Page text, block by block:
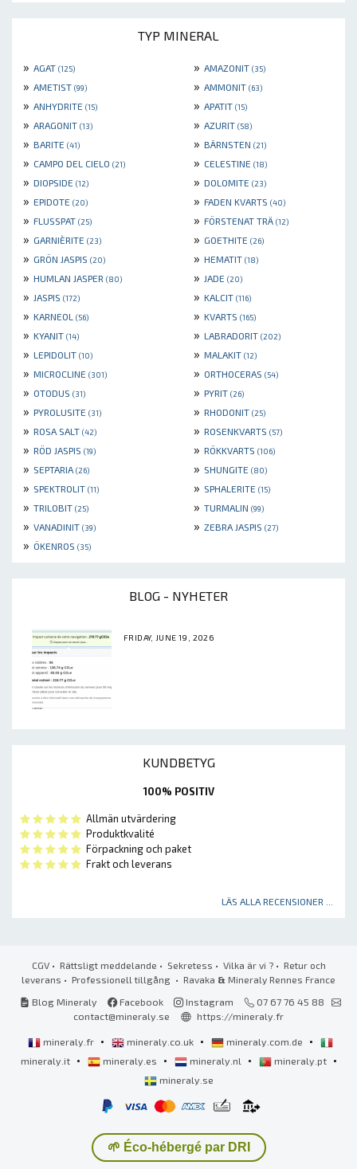
TYP MINERAL
» AGAT (125) » AMAZONIT (35)
» AMETIST (99) » AMMONIT (63)
» ANHYDRITE (15) » APATIT (15)
» ARAGONIT (13) » AZURIT (58)
» BARITE (41) » BÄRNSTEN (21)
» CAMPO DEL CIELO (21) » CELESTINE (18)
» DIOPSIDE (12) » DOLOMITE (23)
» EPIDOTE (20) » FADEN KVARTS (40)
» FLUSSPAT (25) » FÖRSTENAT TRÄ (12)
» GARNIÈRITE (23) » GOETHITE (26)
» GRÖN JASPIS (20) » HEMATIT (18)
» HUMLAN JASPER (80) » JADE (20)
» JASPIS (172) » KALCIT (116)
» KARNEOL (56) » KVARTS (165)
» KYANIT (14) » LABRADORIT (202)
» LEPIDOLIT (10) » MALAKIT (12)
» MICROCLINE (301) » ORTHOCERAS (54)
» OTODUS (31) » PYRIT (26)
» PYROLUSITE (31) » RHODONIT (25)
» ROSA SALT (42) » ROSENKVARTS (57)
» RÖD JASPIS (19) » RÖKKVARTS (106)
» SEPTARIA (26) » SHUNGITE (80)
» SPEKTROLIT (11) » SPHALERITE (15)
» TRILOBIT (25) » TURMALIN (99)
» VANADINIT (39) » ZEBRA JASPIS (27)
» ÖKENROS (35)
BLOG - NYHETER
FRIDAY, JUNE 19, 2026
KUNDBETYG
100% POSITIV
Allmän utvärdering
Produktkvalité
Förpackning och paket
Frakt och leverans
LÄS ALLA RECENSIONER ...
CGV• Rättsligt meddelande • Sekretess • Vilka är vi ?• Retur och
leverans • Professionell tillgång • Ravaka & Mineraly Rennes France
Blog Mineraly
Facebook Instagram
07 67 76 45 88
contact@mineraly.se
https://mineraly.fr
mineraly.fr • mineraly.co.uk • mineraly.com.de •
mineraly.it • mineraly.es • mineraly.nl • mineraly.pt •
mineraly.se
🌱 Éco-hébergé par DRI